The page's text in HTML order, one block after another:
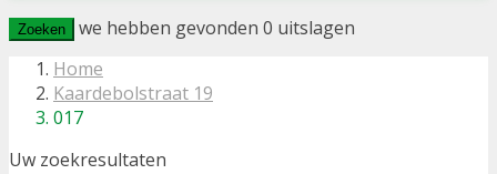
Zoeken we hebben gevonden 0 uitslagen
Home
Kaardebolstraat 19
017
Uw zoekresultaten